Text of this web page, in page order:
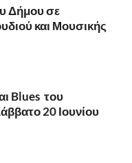
Δήμου σε
και Μουσικής
Blues του
20 Ιουνίου